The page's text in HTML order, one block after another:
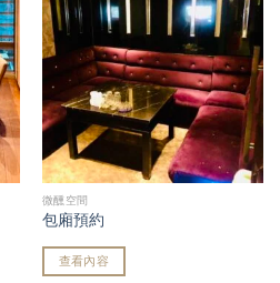
微醺空間
包廂預約
查看內容